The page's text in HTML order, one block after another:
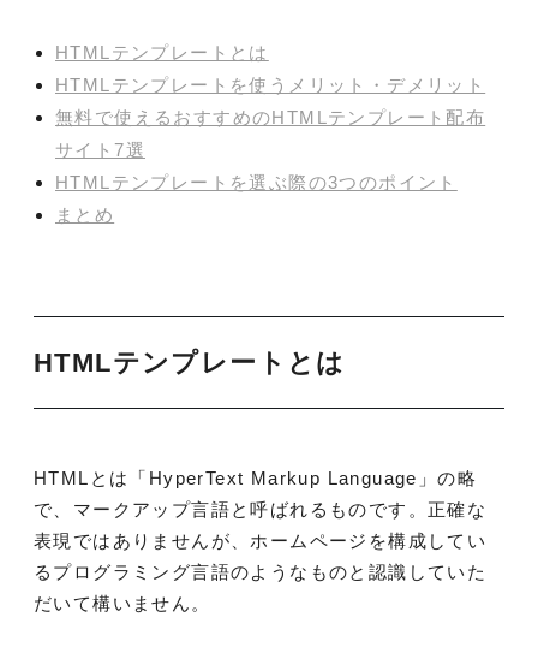
HTMLテンプレートとは
HTMLテンプレートを使うメリット・デメリット
無料で使えるおすすめのHTMLテンプレート配布
サイト7選
HTMLテンプレートを選ぶ際の3つのポイント
まとめ
HTMLテンプレートとは
HTMLとは「HyperText Markup Language」の略
で、マークアップ言語と呼ばれるものです。正確な
表現ではありませんが、ホームページを構成してい
るプログラミング言語のようなものと認識していた
だいて構いません。